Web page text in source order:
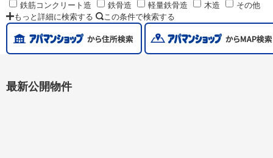
鉄筋コンクリート造
鉄骨造 軽量鉄骨造 木造
その他
もっと詳細に検索する
この条件で検索する
最新公開物件